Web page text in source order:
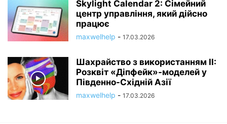
Skylight Calendar 2: Сімейний
центр управління, який дійсно
працює
maxwelhelp - 17.03.2026
Шахрайство з використанням ІІ:
Розквіт «Діпфейк»-моделей у
Південно-Східній Азії
maxwelhelp - 17.03.2026